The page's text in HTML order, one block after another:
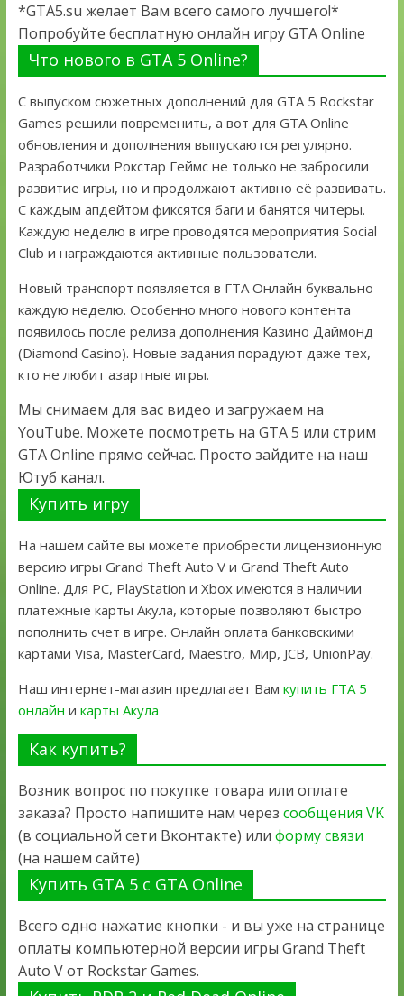
*GTA5.su желает Вам всего самого лучшего!*
Попробуйте бесплатную онлайн игру GTA Online
Что нового в GTA 5 Online?
С выпуском сюжетных дополнений для GTA 5 Rockstar
Games решили повременить, а вот для GTA Online
обновления и дополнения выпускаются регулярно.
Разработчики Рокстар Геймс не только не забросили
развитие игры, но и продолжают активно её развивать.
С каждым апдейтом фиксятся баги и банятся читеры.
Каждую неделю в игре проводятся мероприятия Social
Club и награждаются активные пользователи.
Новый транспорт появляется в ГТА Онлайн буквально
каждую неделю. Особенно много нового контента
появилось после релиза дополнения Казино Даймонд
(Diamond Casino). Новые задания порадуют даже тех,
кто не любит азартные игры.
Мы снимаем для вас видео и загружаем на
YouTube. Можете посмотреть на GTA 5 или стрим
GTA Online прямо сейчас. Просто зайдите на наш
Ютуб канал.
Купить игру
На нашем сайте вы можете приобрести лицензионную
версию игры Grand Theft Auto V и Grand Theft Auto
Online. Для PC, PlayStation и Xbox имеются в наличии
платежные карты Акула, которые позволяют быстро
пополнить счет в игре. Онлайн оплата банковскими
картами Visa, MasterCard, Maestro, Мир, JCB, UnionPay.
Наш интернет-магазин предлагает Вам купить ГТА 5
онлайн и карты Акула
Как купить?
Возник вопрос по покупке товара или оплате
заказа? Просто напишите нам через сообщения VK
(в социальной сети Вконтакте) или форму связи
(на нашем сайте)
Купить GTA 5 с GTA Online
Всего одно нажатие кнопки - и вы уже на странице
оплаты компьютерной версии игры Grand Theft
Auto V от Rockstar Games.